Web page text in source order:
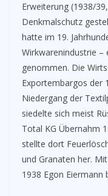
Erweiterung (1938/
Denkmalschutz
hatte im 19.
Wirkwarenindustrie –
genommen. Die
Exportembargos der
Niedergang der
siedelte sich meist
Total KG Übernahm
stellte dort
und Granaten her.
1938 Egon Eiermann